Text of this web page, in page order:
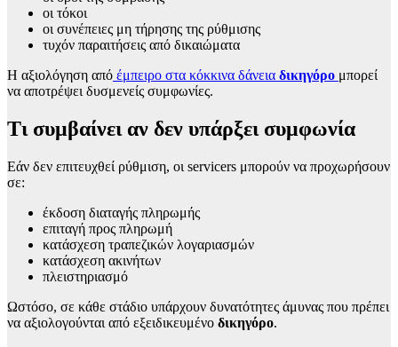
οι τόκοι
οι συνέπειες μη τήρησης της ρύθμισης
τυχόν παραιτήσεις από δικαιώματα
Η αξιολόγηση από έμπειρο στα κόκκινα δάνεια δικηγόρο μπορεί
να αποτρέψει δυσμενείς συμφωνίες.
Τι συμβαίνει αν δεν υπάρξει συμφωνία
Εάν δεν επιτευχθεί ρύθμιση, οι servicers μπορούν να προχωρήσουν
σε:
έκδοση διαταγής πληρωμής
επιταγή προς πληρωμή
κατάσχεση τραπεζικών λογαριασμών
κατάσχεση ακινήτων
πλειστηριασμό
Ωστόσο, σε κάθε στάδιο υπάρχουν δυνατότητες άμυνας που πρέπει
να αξιολογούνται από εξειδικευμένο δικηγόρο.